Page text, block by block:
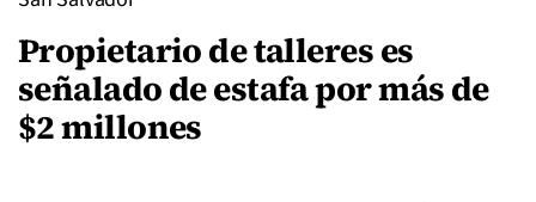
Propietario de talleres es
señalado de estafa por más de
$2 millones